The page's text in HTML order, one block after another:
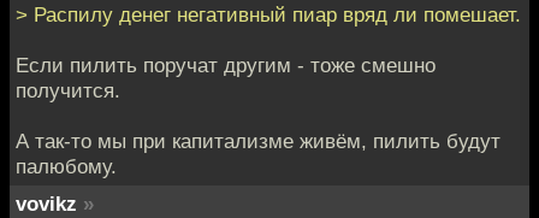
> Распилу денег негативный пиар вряд ли помешает.
Если пилить поручат другим - тоже смешно
получится.
А так-то мы при капитализме живём, пилить будут
палюбому.
vovikz »